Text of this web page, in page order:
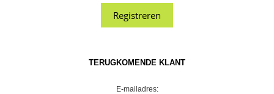
TERUGKOMENDE KLANT
E-mailadres: